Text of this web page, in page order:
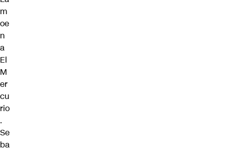
m
oe
n
a
El
M
er
cu
rio
.
Se
ba